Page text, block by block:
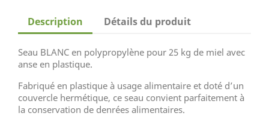
Description Détails du produit
Seau BLANC en polypropylène pour 25 kg de miel avec
anse en plastique.
Fabriqué en plastique à usage alimentaire et doté d’un
couvercle hermétique, ce seau convient parfaitement à
la conservation de denrées alimentaires.